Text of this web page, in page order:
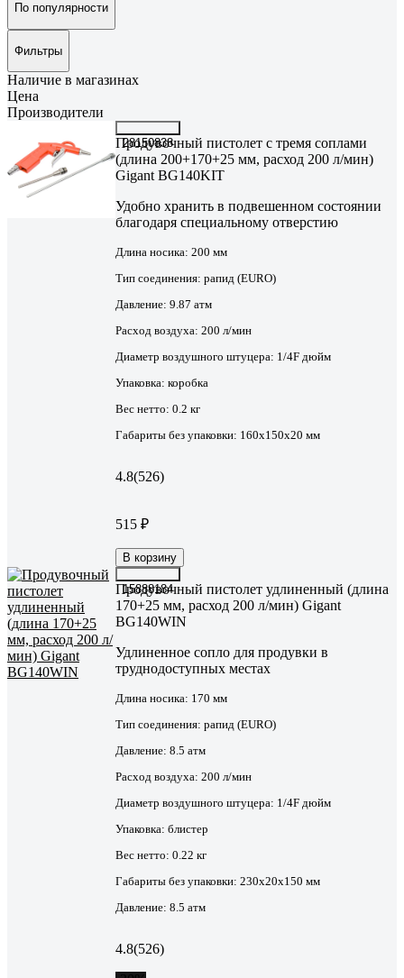
По популярности
Фильтры
Наличие в магазинах
Цена
Производители
28150838
Продувочный пистолет с тремя соплами
(длина 200+170+25 мм, расход 200 л/мин)
Gigant BG140KIT
Удобно хранить в подвешенном состоянии
благодаря специальному отверстию
Длина носика: 200 мм
Тип соединения: рапид (EURO)
Давление: 9.87 атм
Расход воздуха: 200 л/мин
Диаметр воздушного штуцера: 1/4F дюйм
Упаковка: коробка
Вес нетто: 0.2 кг
Габариты без упаковки: 160х150х20 мм
4.8(526)
515 ₽
В корзину
15888184
Продувочный пистолет удлиненный (длина
170+25 мм, расход 200 л/мин) Gigant
BG140WIN
Удлиненное сопло для продувки в
труднодоступных местах
Длина носика: 170 мм
Тип соединения: рапид (EURO)
Давление: 8.5 атм
Расход воздуха: 200 л/мин
Диаметр воздушного штуцера: 1/4F дюйм
Упаковка: блистер
Вес нетто: 0.22 кг
Габариты без упаковки: 230х20х150 мм
Давление: 8.5 атм
4.8(526)